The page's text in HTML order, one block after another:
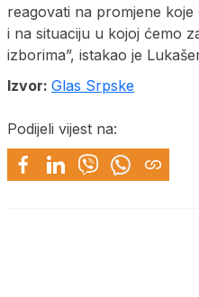
reagovati na promjene
i na situaciju u kojoj ćemo
izborima”, istakao je
Izvor: Glas Srpske
Podijeli vijest na: